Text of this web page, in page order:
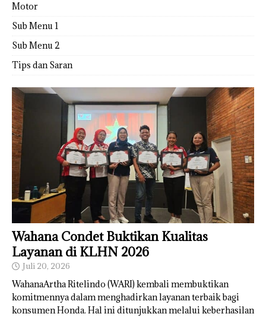
Motor
Sub Menu 1
Sub Menu 2
Tips dan Saran
Wahana Condet Buktikan Kualitas
Layanan di KLHN 2026
Juli 20, 2026
WahanaArtha Ritelindo (WARI) kembali membuktikan
komitmennya dalam menghadirkan layanan terbaik bagi
konsumen Honda. Hal ini ditunjukkan melalui keberhasilan